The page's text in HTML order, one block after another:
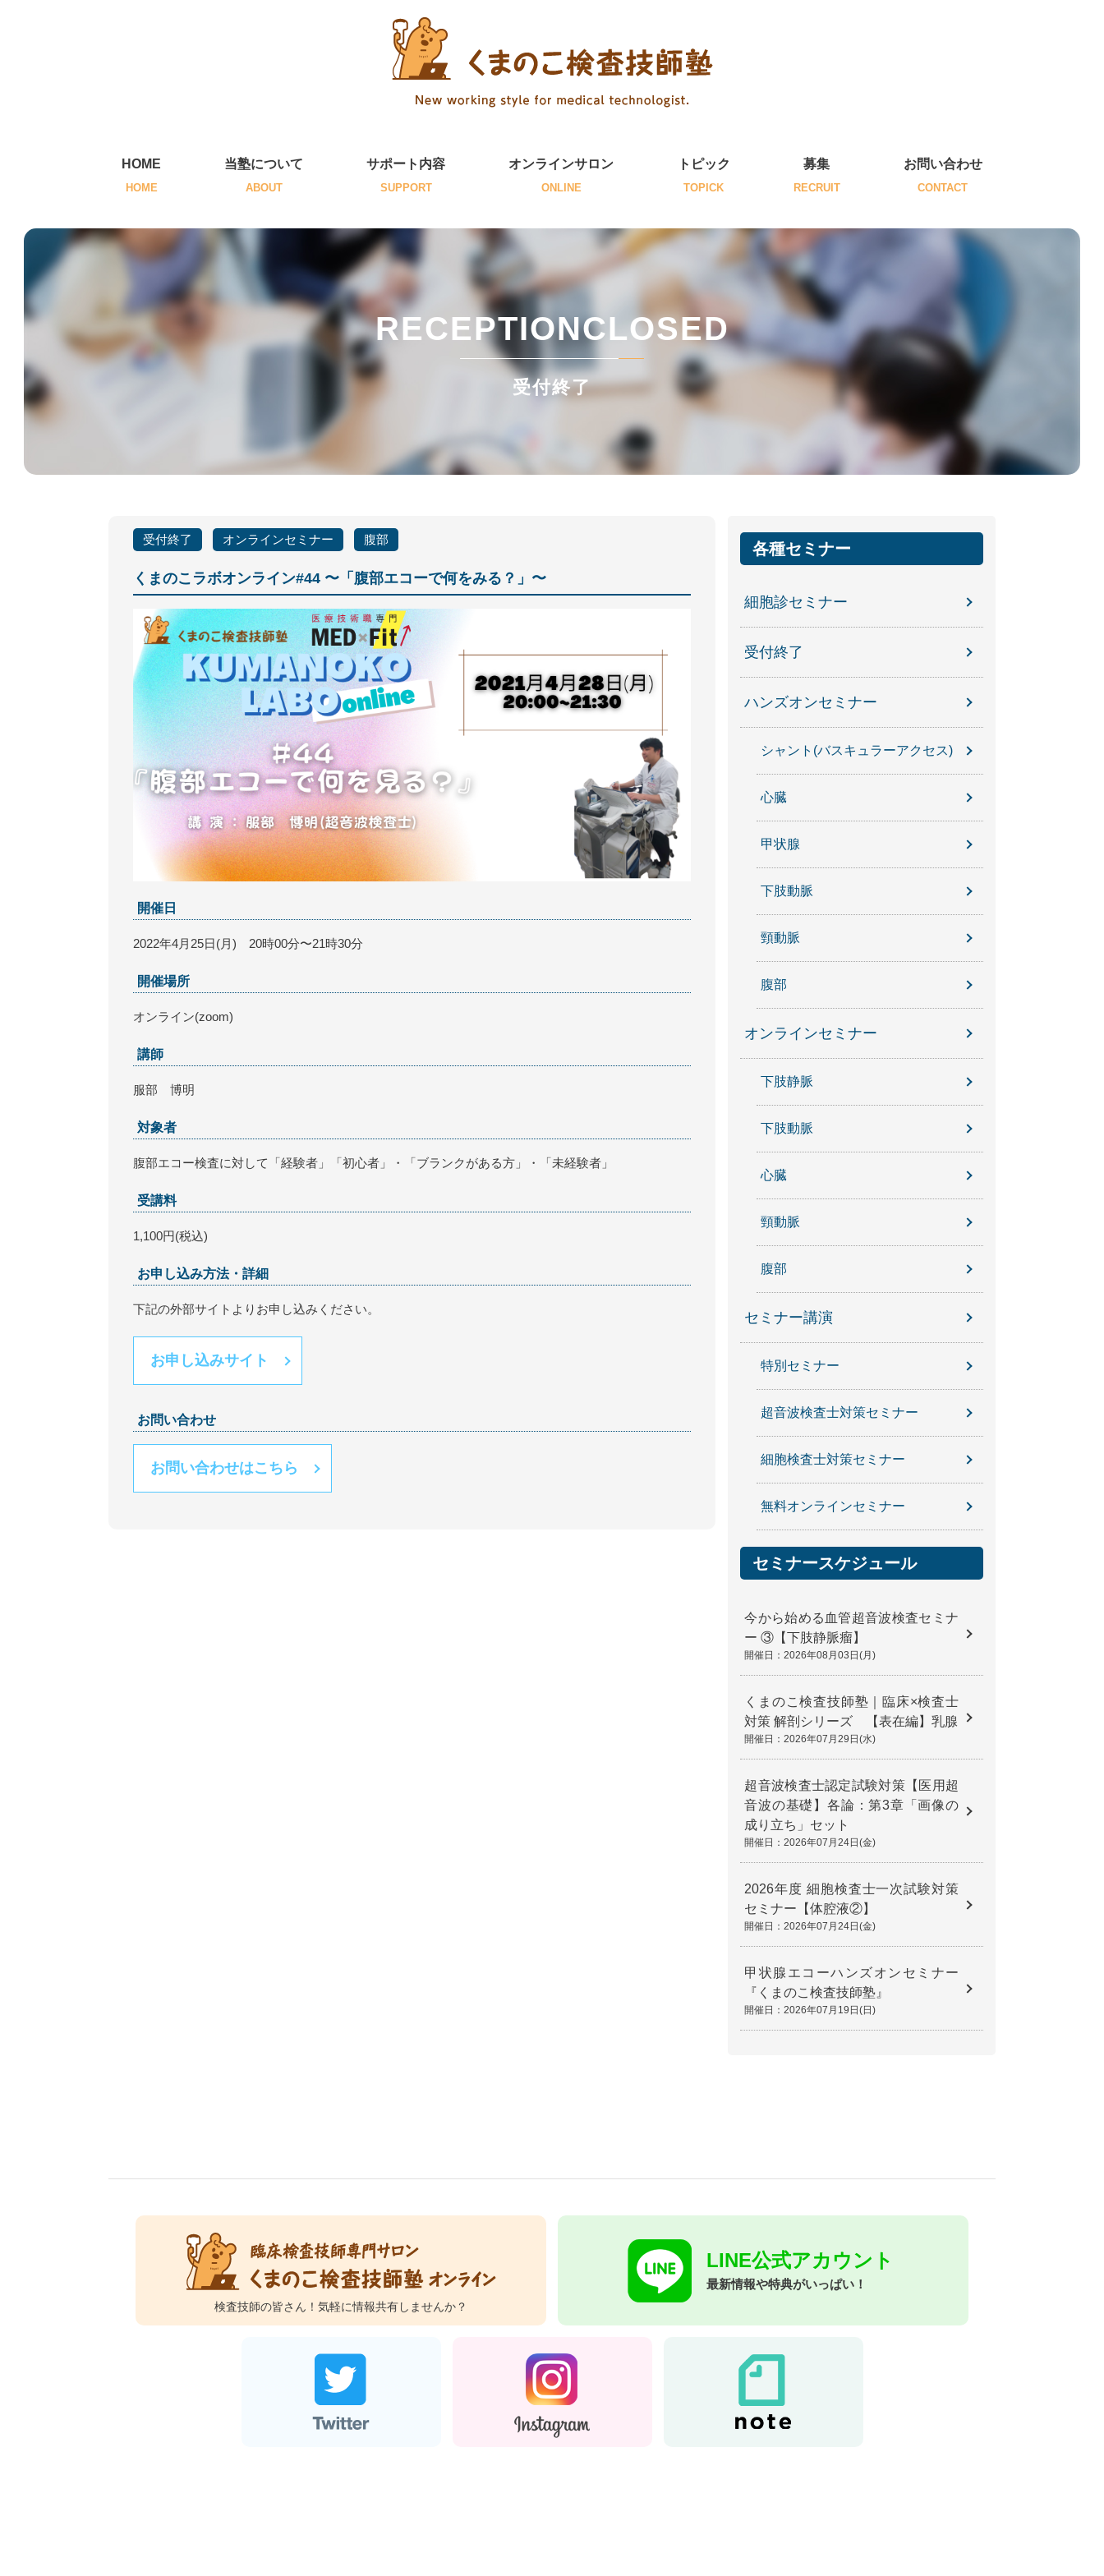
HOME
HOME
当塾について
ABOUT
サポート内容
SUPPORT
オンラインサロン
ONLINE
トピック
TOPICK
募集
RECRUIT
お問い合わせ
CONTACT
RECEPTIONCLOSED
受付終了
受付終了 オンラインセミナー 腹部
くまのこラボオンライン#44 〜「腹部エコーで何をみる？」〜
開催日
2022年4月25日(月) 20時00分〜21時30分
開催場所
オンライン(zoom)
講師
服部 博明
対象者
腹部エコー検査に対して「経験者」「初心者」・「ブランクがある方」・「未経験者」
受講料
1,100円(税込)
お申し込み方法・詳細
下記の外部サイトよりお申し込みください。
お申し込みサイト
お問い合わせ
お問い合わせはこちら
各種セミナー
細胞診セミナー
受付終了
ハンズオンセミナー
シャント(バスキュラーアクセス)
心臓
甲状腺
下肢動脈
頸動脈
腹部
オンラインセミナー
下肢静脈
下肢動脈
心臓
頸動脈
腹部
セミナー講演
特別セミナー
超音波検査士対策セミナー
細胞検査士対策セミナー
無料オンラインセミナー
セミナースケジュール
今から始める血管超音波検査セミナ
ー ③【下肢静脈瘤】
開催日：2026年08月03日(月)
くまのこ検査技師塾｜臨床×検査士
対策 解剖シリーズ 【表在編】乳腺
開催日：2026年07月29日(水)
超音波検査士認定試験対策【医用超
音波の基礎】各論：第3章「画像の
成り立ち」セット
開催日：2026年07月24日(金)
2026年度 細胞検査士一次試験対策
セミナー【体腔液②】
開催日：2026年07月24日(金)
甲状腺エコーハンズオンセミナー
『くまのこ検査技師塾』
開催日：2026年07月19日(日)
検査技師の皆さん！ 気軽に情報共有しませんか？
LINE公式アカウント
最新情報や特典がいっぱい！